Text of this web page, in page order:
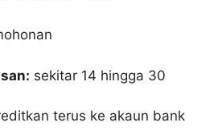
sekitar 14 hingga 30
terus ke akaun bank